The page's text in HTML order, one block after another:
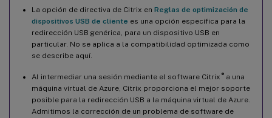
La opción de directiva de Citrix en Reglas de optimización de
dispositivos USB de cliente es una opción específica para la
redirección USB genérica, para un dispositivo USB en
particular. No se aplica a la compatibilidad optimizada como
se describe aquí.
Al intermediar una sesión mediante el software Citrix ®a una
máquina virtual de Azure, Citrix proporciona el mejor soporte
posible para la redirección USB a la máquina virtual de Azure.
Admitimos la corrección de un problema de software de